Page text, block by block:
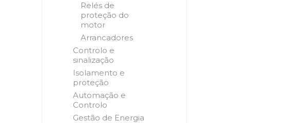
Relés de
proteção do
motor
Arrancadores
Controlo e
sinalização
Isolamento e
proteção
Automação e
Controlo
Gestão de Energia